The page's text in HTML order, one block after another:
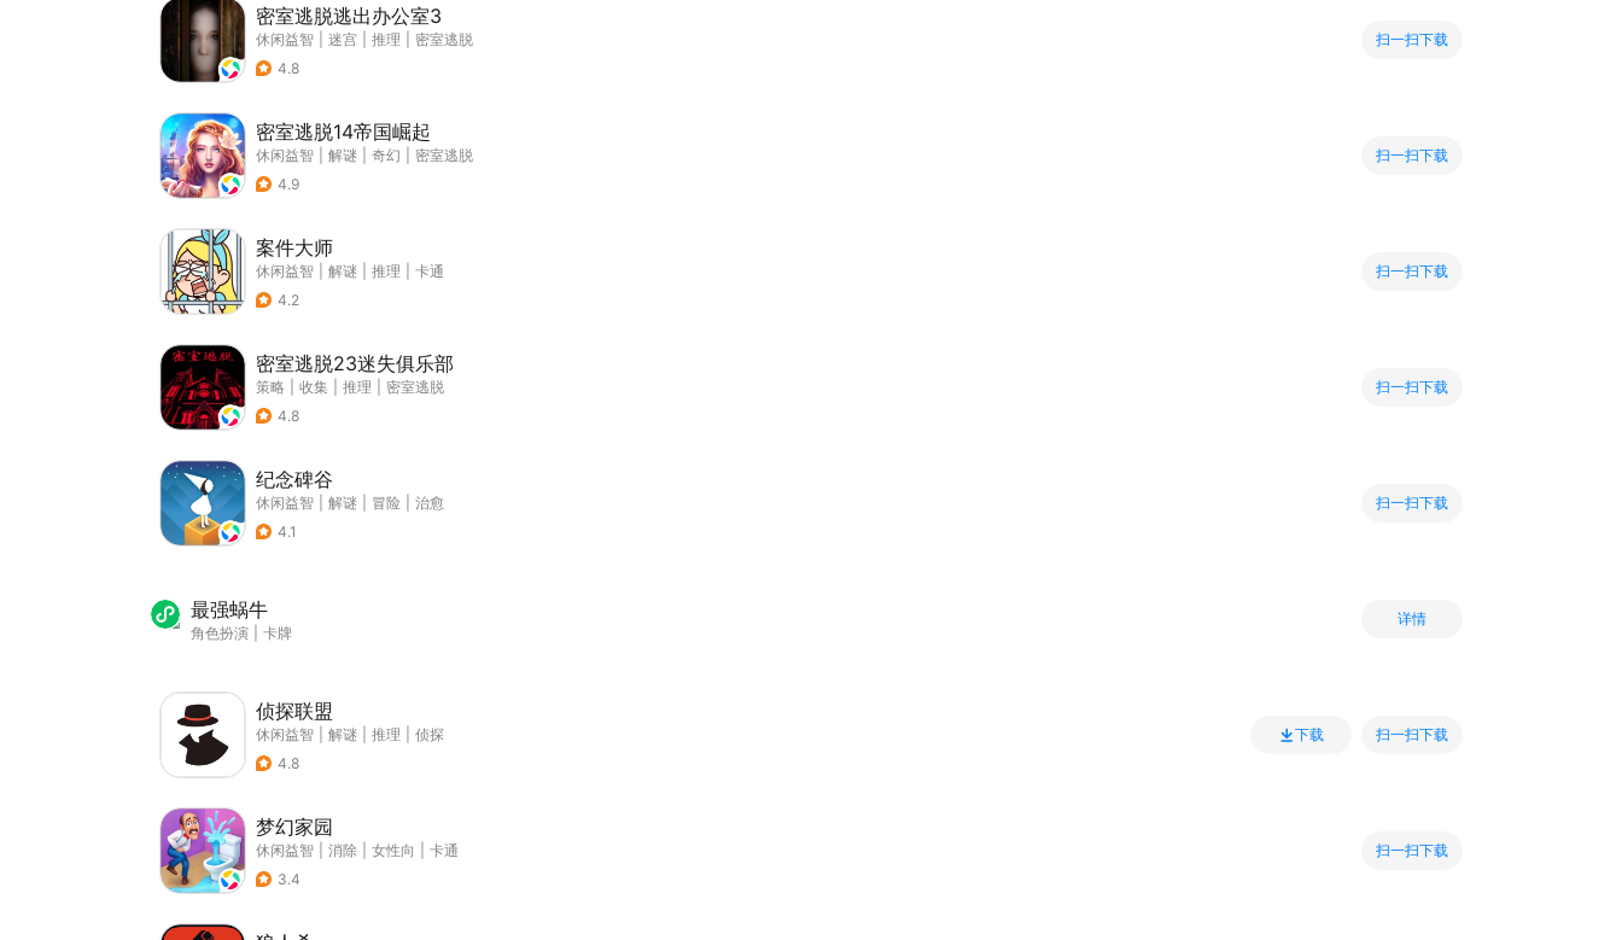
密室逃脱逃出办公室3
休闲益智 迷宫 推理
密室逃脱
4.8
扫一扫下载
密室逃脱14帝国崛起
休闲益智 解谜 奇幻
密室逃脱
4.9
扫一扫下载
案件大师
休闲益智 解谜 推理
卡通
4.2
扫一扫下载
密室逃脱23迷失俱乐部
策略 收集 推理
密室逃脱
4.8
扫一扫下载
纪念碑谷
休闲益智 解谜 冒险
治愈
4.1
扫一扫下载
最强蜗牛
角色扮演 卡牌
详情
侦探联盟
休闲益智 解谜 推理
侦探
4.8
下载 扫一扫下载
梦幻家园
休闲益智 消除 女性向
卡通
3.4
扫一扫下载